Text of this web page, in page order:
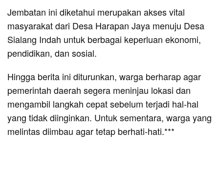
Jembatan ini diketahui merupakan akses vital
masyarakat dari Desa Harapan Jaya menuju Desa
Sialang Indah untuk berbagai keperluan ekonomi,
pendidikan, dan sosial.
Hingga berita ini diturunkan, warga berharap agar
pemerintah daerah segera meninjau lokasi dan
mengambil langkah cepat sebelum terjadi hal-hal
yang tidak diinginkan. Untuk sementara, warga yang
melintas diimbau agar tetap berhati-hati.***